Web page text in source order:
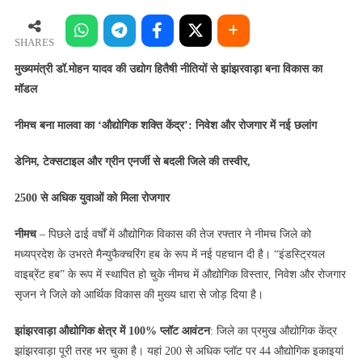
यादव
की
SHARES
मुख्यमंत्री डॉ.मोहन यादव की उद्योग हितैषी नीतियों से झांझरवाड़ा बना विकास का
मॉडल
नीमच बना मालवा का ‘औद्योगिक शक्ति केंद्र’: निवेश और रोजगार में नई छलांग
डेनिम, टेक्सटाइल और ग्रीन एनर्जी से बदली जिले की तस्वीर,
2500 से अधिक युवाओं को मिला रोजगार
नीमच– पिछले ढाई वर्षों में औद्योगिक विकास की तेज रफ्तार ने नीमच जिले को
मध्यप्रदेश के उभरते मैन्युफैक्चरिंग हब के रूप में नई पहचान दी है। “इंडस्ट्रियल
वाइब्रेंट हब” के रूप में स्थापित हो चुके नीमच में औद्योगिक विस्तार, निवेश और रोजगार
सृजन ने जिले को आर्थिक विकास की मुख्य धारा से जोड़ दिया है।
झांझरवाड़ा औद्योगिक क्षेत्र में 100% प्लॉट आवंटन: जिले का प्रमुख औद्योगिक केंद्र
झांझरवाड़ा पूरी तरह भर चुका है। यहां 200 से अधिक प्लॉट पर 44 औद्योगिक इकाइयां